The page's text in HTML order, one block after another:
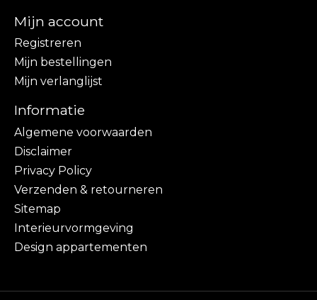
Mijn account
Registreren
Mijn bestellingen
Mijn verlanglijst
Informatie
Algemene voorwaarden
Disclaimer
Privacy Policy
Verzenden & retourneren
Sitemap
Interieurvormgeving
Design appartementen